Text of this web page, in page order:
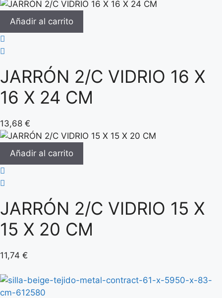
Añadir al carrito
JARRÓN 2/C VIDRIO 16 X
16 X 24 CM
13,68 €
Añadir al carrito
JARRÓN 2/C VIDRIO 15 X
15 X 20 CM
11,74 €